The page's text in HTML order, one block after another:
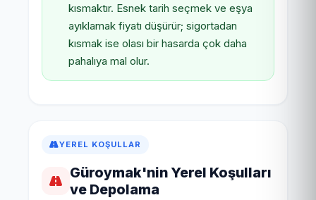
kısmaktır. Esnek tarih seçmek ve eşya
ayıklamak fiyatı düşürür; sigortadan
kısmak ise olası bir hasarda çok daha
pahalıya mal olur.
YEREL KOŞULLAR
Güroymak'nin Yerel Koşulları
ve Depolama